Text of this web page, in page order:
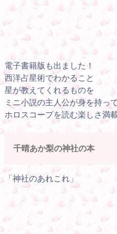
電子書籍版も出ました！
西洋占星術でわかること
星が教えてくれるものを
ミニ小説の主人公が身を持っ
ホロスコープを読む楽しさ満
千晴あか梨の神社の本
「神社のあれこれ」